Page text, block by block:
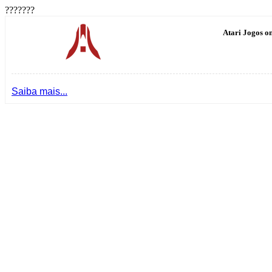
???????
Atari Jogos
Saiba mais...